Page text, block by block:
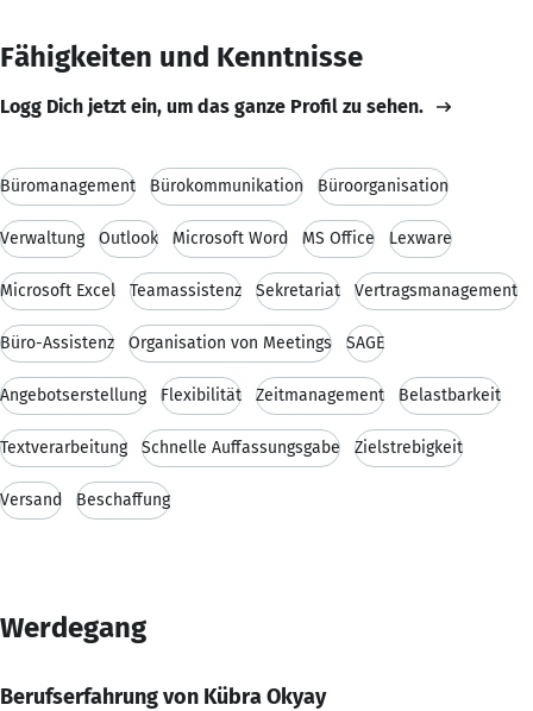
Fähigkeiten und Kenntnisse
Logg Dich jetzt ein, um das ganze Profil zu sehen.
Büromanagement Bürokommunikation Büroorganisation
Verwaltung Outlook Microsoft Word MS Office Lexware
Microsoft Excel Teamassistenz Sekretariat Vertragsmanagement
Büro-Assistenz Organisation von Meetings SAGE
Angebotserstellung Flexibilität Zeitmanagement Belastbarkeit
Textverarbeitung Schnelle Auffassungsgabe Zielstrebigkeit
Versand Beschaffung
Werdegang
Berufserfahrung von Kübra Okyay